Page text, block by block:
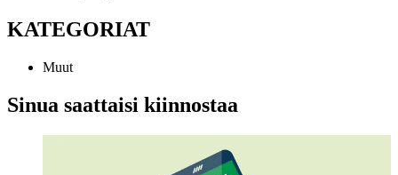
KATEGORIAT
Muut
Sinua saattaisi kiinnostaa